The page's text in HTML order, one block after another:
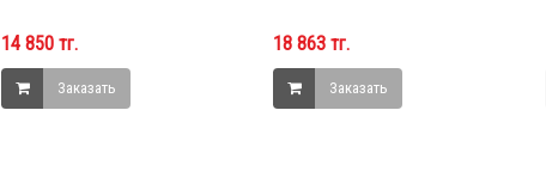
14 850 тг.
Заказать
18 863 тг.
Заказать